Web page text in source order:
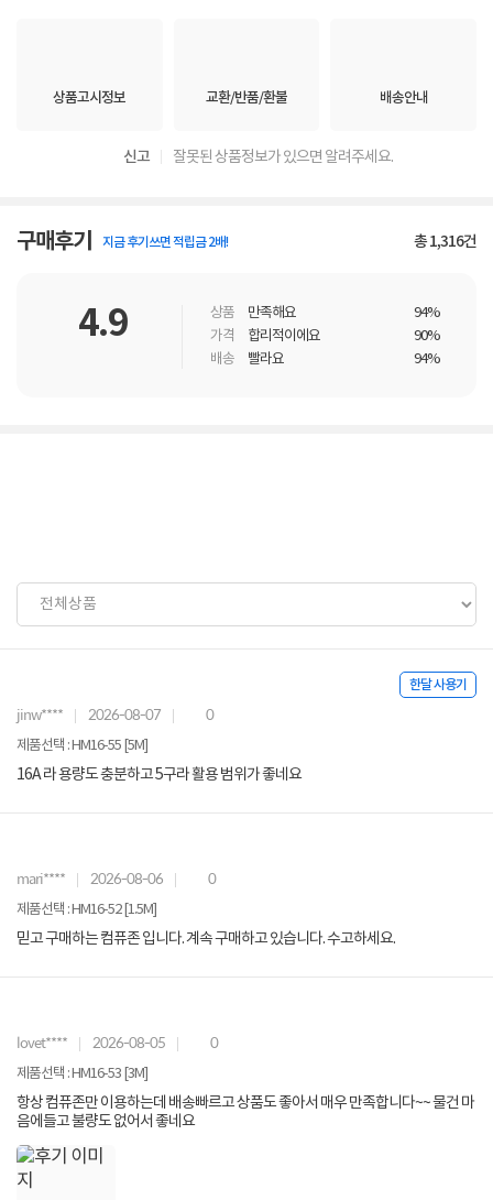
상품고시정보 교환/반품/환불 배송안내
신고 잘못된 상품정보가 있으면 알려주세요.
구매후기 지금 후기쓰면 적립금 2배! 총1,316건
4.9 상품 만족해요
94%
가격
합리적이에요
90%
배송
빨라요 94%
한달 사용기
jinw**** 2026-08-07 0
제품선택 : HM16-55 [5M]
16A 라 용량도 충분하고 5구라 활용 범위가 좋네요
mari**** 2026-08-06 0
제품선택 : HM16-52 [1.5M]
믿고 구매하는 컴퓨존 입니다. 계속 구매하고 있습니다. 수고하세요.
lovet**** 2026-08-05 0
제품선택 : HM16-53 [3M]
항상 컴퓨존만 이용하는데 배송빠르고 상품도 좋아서 매우 만족합니다~~ 물건 마
음에들고 불량도 없어서 좋네요